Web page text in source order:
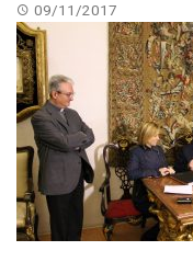
09/11/2017